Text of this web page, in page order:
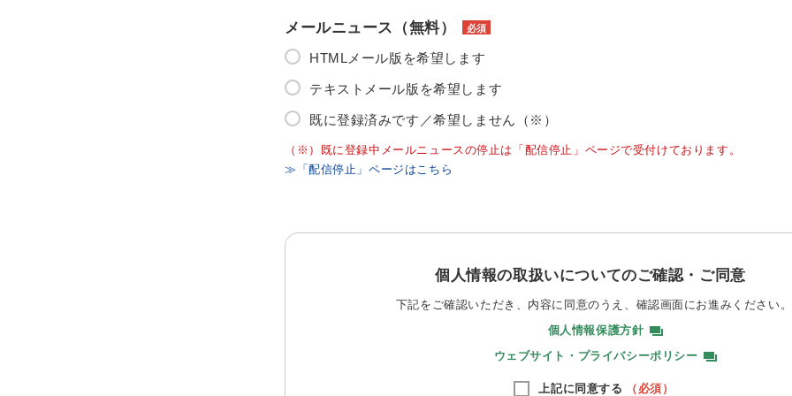
メールニュース（無料） 必須
HTMLメール版を希望します
テキストメール版を希望します
既に登録済みです／希望しません（※）
（※）既に登録中メールニュースの停止は「配信停止」ページで受付けております。
≫「配信停止」ページはこちら
個人情報の取扱いについてのご確認・ご同意
下記をご確認いただき、内容に同意のうえ、 確認画面にお進みください。
個人情報保護方針
ウェブサイト・プライバシーポリシー
上記に同意する （必須）